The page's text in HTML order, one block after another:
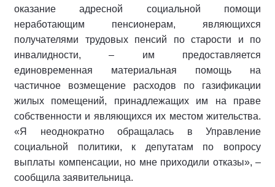
оказание адресной социальной помощи
неработающим пенсионерам, являющихся
получателями трудовых пенсий по старости и по
инвалидности, – им предоставляется
единовременная материальная помощь на
частичное возмещение расходов по газификации
жилых помещений, принадлежащих им на праве
собственности и являющихся их местом жительства.
«Я неоднократно обращалась в Управление
социальной политики, к депутатам по вопросу
выплаты компенсации, но мне приходили отказы», –
сообщила заявительница.